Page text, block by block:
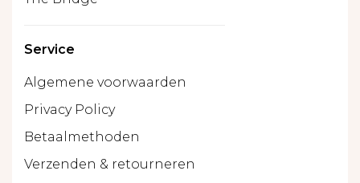
Service
Algemene voorwaarden
Privacy Policy
Betaalmethoden
Verzenden & retourneren